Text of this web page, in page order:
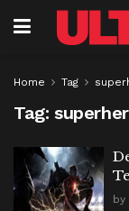
Home Tag
Tag:
by